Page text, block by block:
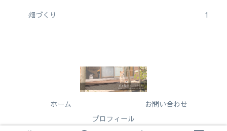
畑づくり 1
ホーム
お問い合わせ
プロフィール